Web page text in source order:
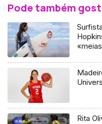
Pode também
Rita